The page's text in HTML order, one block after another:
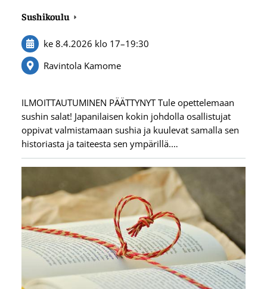
Sushikoulu
ke 8.4.2026 klo 17–19:30
Ravintola Kamome
ILMOITTAUTUMINEN PÄÄTTYNYT Tule opettelemaan
sushin salat! Japanilaisen kokin johdolla osallistujat
oppivat valmistamaan sushia ja kuulevat samalla sen
historiasta ja taiteesta sen ympärillä.…